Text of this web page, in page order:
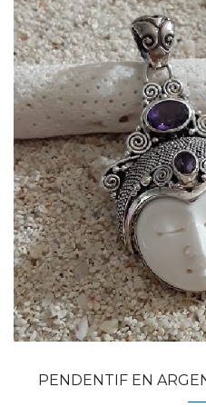
Dans
PENDENTIF EN